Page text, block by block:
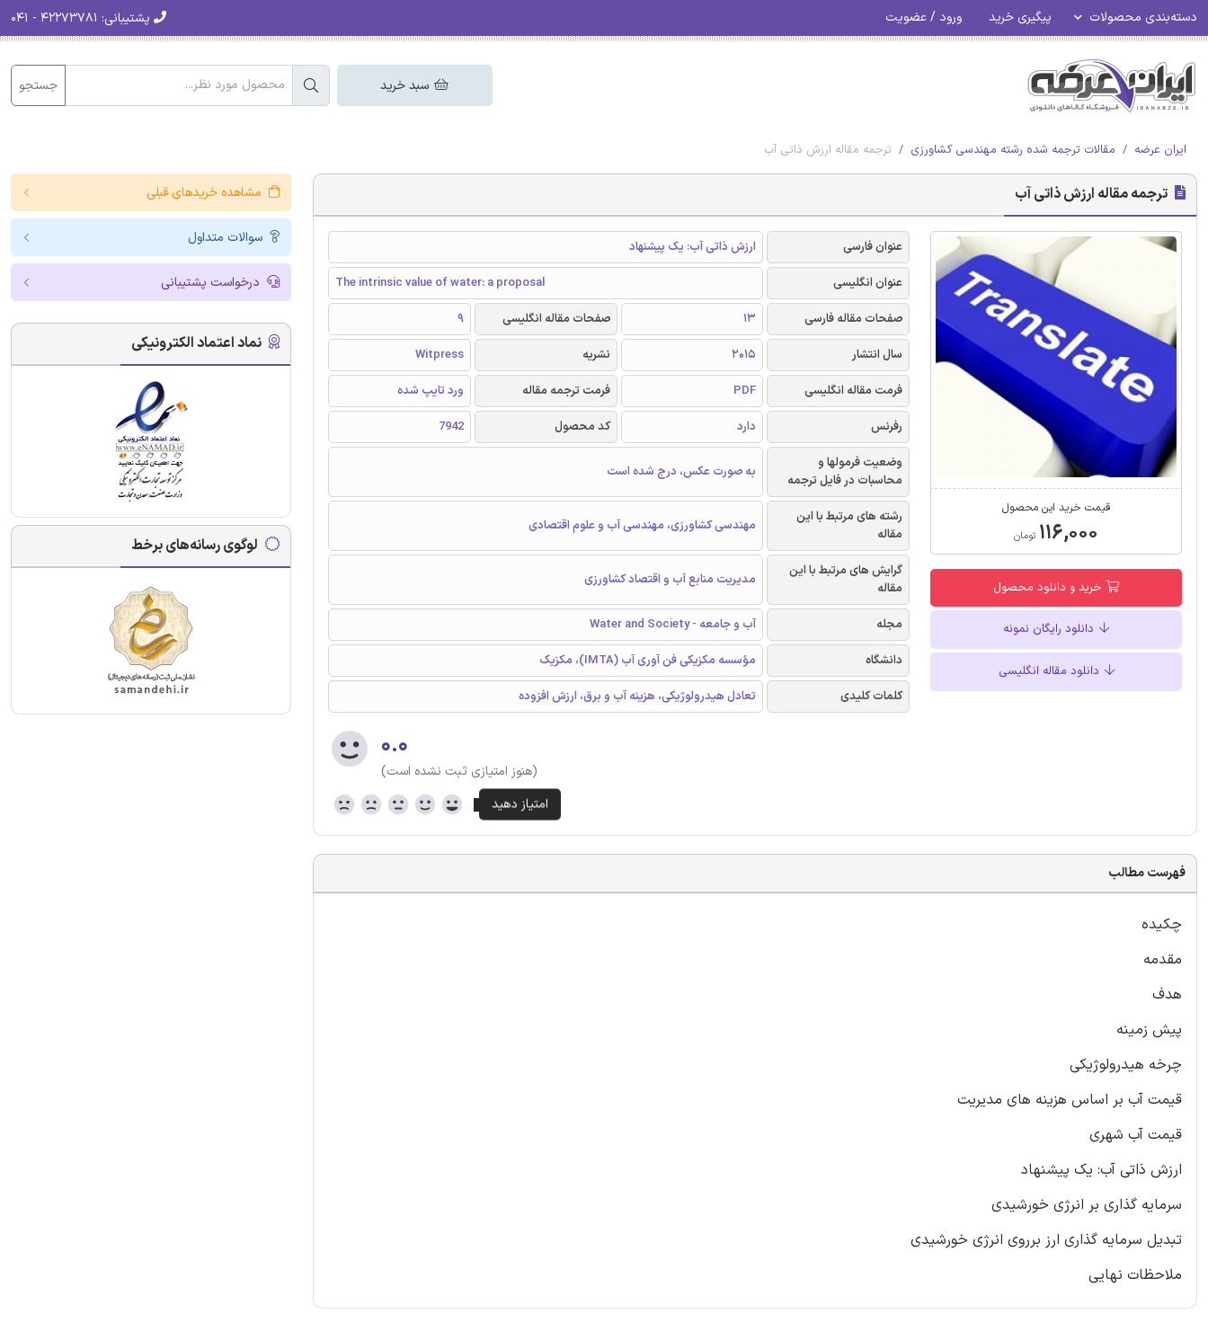
دسته‌بندی محصولات پیگیری خرید ورود / عضویت پشتیبانی:
سبد خرید جستجو
ایران عرضه مقالات ترجمه شده رشته مهندسی کشاورزی ترجمه مقاله ارزش ذاتی آب
ترجمه مقاله ارزش ذاتی آب
قیمت خرید این محصول
۱۱۶,۰۰۰ تومان
خرید و دانلود محصول
دانلود رایگان نمونه
دانلود مقاله انگلیسی
عنوان فارسی
ارزش ذاتی آب: یک پیشنهاد
عنوان انگلیسی
The intrinsic value of water: a proposal
صفحات مقاله فارسی
13 صفحات مقاله انگلیسی
9
سال انتشار
2015 نشریه
Witpress
فرمت مقاله انگلیسی
PDF فرمت ترجمه مقاله
ورد تایپ شده
رفرنس
دارد کد محصول
7942
وضعیت فرمولها و
محاسبات در فایل ترجمه
به صورت عکس، درج شده است
رشته های مرتبط با این
مقاله
مهندسی کشاورزی، مهندسی آب و علوم اقتصادی
گرایش های مرتبط با این
مقاله
مدیریت منابع آب و اقتصاد کشاورزی
مجله
آب و جامعه - Water and Society
دانشگاه
مؤسسه مکزیکی فن آوری آب (IMTA)، مکزیک
کلمات کلیدی
تعادل هیدرولوژیکی، هزینه آب و برق، ارزش افزوده
۰.۰
(هنوز امتیازی ثبت نشده است)
فهرست مطالب
چکیده
مقدمه
هدف
پیش زمینه
چرخه هیدرولوژیکی
قیمت آب بر اساس هزینه های مدیریت
قیمت آب شهری
ارزش ذاتی آب: یک پیشنهاد
سرمایه گذاری بر انرژی خورشیدی
تبدیل سرمایه گذاری ارز برروی انرژی خورشیدی
ملاحظات نهایی
مشاهده خریدهای قبلی
سوالات متداول
درخواست پشتیبانی
نماد اعتماد الکترونیکی
لوگوی رسانه‌های برخط